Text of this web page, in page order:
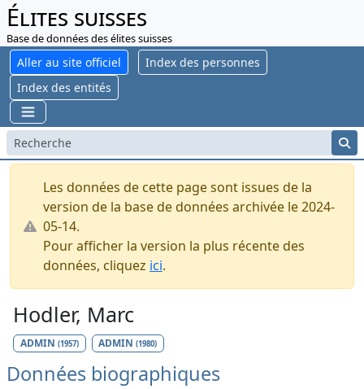
Élites suisses
Base de données des élites suisses
Aller au site officiel
Index des personnes
Index des entités
Les données de cette page sont issues de la
version de la base de données archivée le 2024-
05-14.
Pour afficher la version la plus récente des
données, cliquez ici.
Hodler, Marc
ADMIN (1957) ADMIN(1980)
Données biographiques